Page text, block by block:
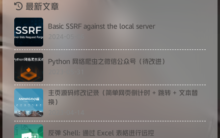
最新文章
Basic SSRF against the local server
2024-05-06
Python 网络爬虫之微信公众号（待改进）
主页源码修改记录（简单网页倒计时 + 跳转 + 文本替
换）
反弹 Shell: 通过 Excel 表格进行远控